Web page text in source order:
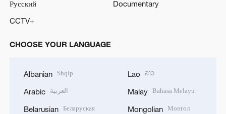
Русский
Documentary
CCTV+
CHOOSE YOUR LANGUAGE
Albanian Shqip
Arabic العربية
Belarusian Беларуская
Lao ລາວ
Malay Bahasa Melayu
Mongolian Монгол